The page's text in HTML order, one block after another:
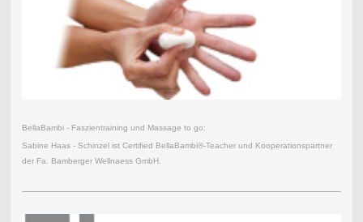
BellaBambi - Faszientraining und Massage to go:
Sabine Haas - Schinzel ist Certified BellaBambi®-Teacher und Kooperationspartner
der Fa. Bamberger Wellnaess GmbH.